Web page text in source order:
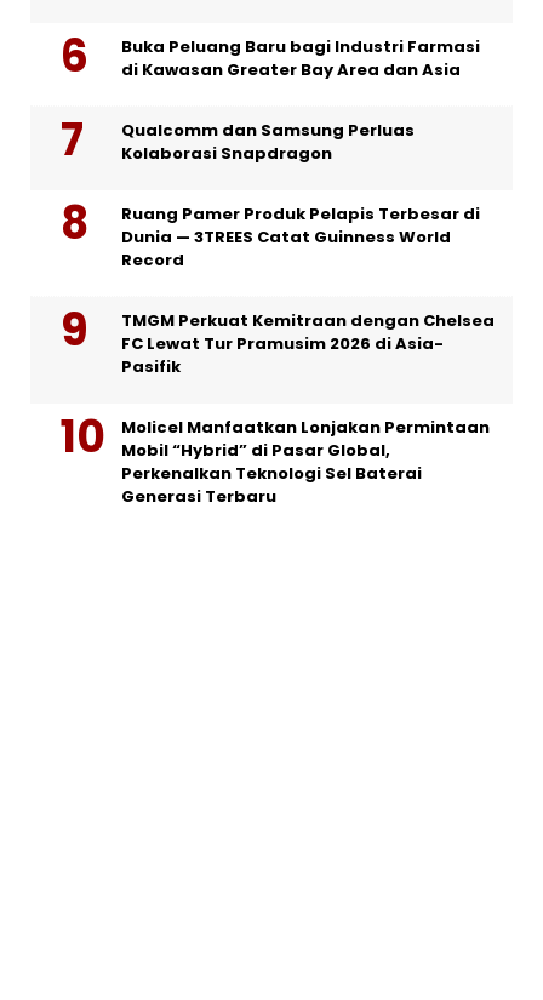
Buka Peluang Baru bagi Industri Farmasi
di Kawasan Greater Bay Area dan Asia
Qualcomm dan Samsung Perluas
Kolaborasi Snapdragon
Ruang Pamer Produk Pelapis Terbesar di
Dunia — 3TREES Catat Guinness World
Record
TMGM Perkuat Kemitraan dengan Chelsea
FC Lewat Tur Pramusim 2026 di Asia-
Pasifik
Molicel Manfaatkan Lonjakan Permintaan
Mobil “Hybrid” di Pasar Global,
Perkenalkan Teknologi Sel Baterai
Generasi Terbaru